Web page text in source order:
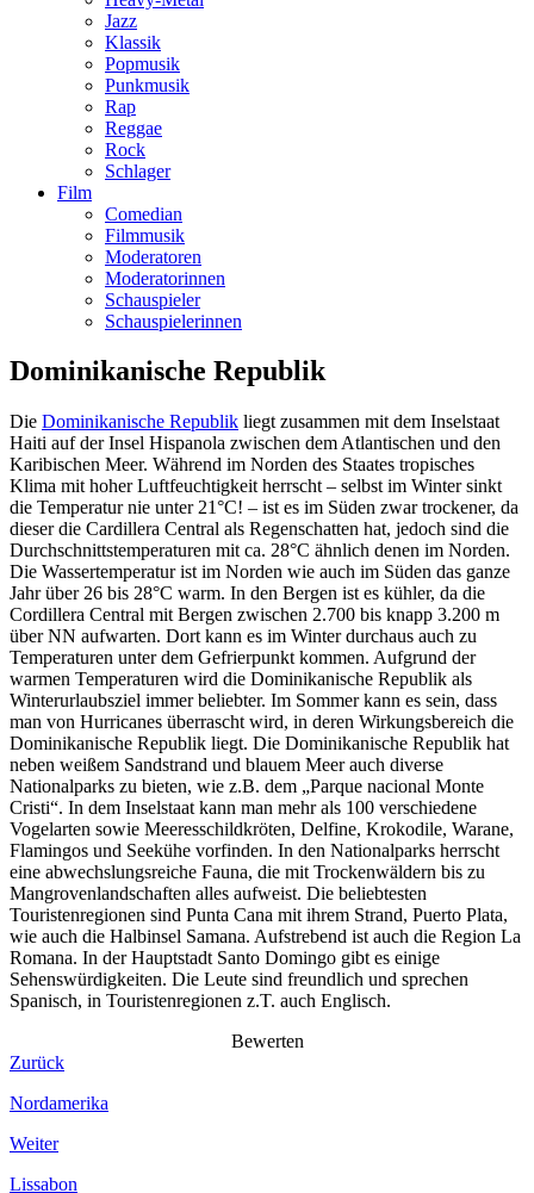
Jazz
Klassik
Popmusik
Punkmusik
Rap
Reggae
Rock
Schlager
Film
Comedian
Filmmusik
Moderatoren
Moderatorinnen
Schauspieler
Schauspielerinnen
Dominikanische Republik
Die Dominikanische Republik liegt zusammen mit dem Inselstaat
Haiti auf der Insel Hispanola zwischen dem Atlantischen und den
Karibischen Meer. Während im Norden des Staates tropisches
Klima mit hoher Luftfeuchtigkeit herrscht – selbst im Winter sinkt
die Temperatur nie unter 21°C! – ist es im Süden zwar trockener, da
dieser die Cardillera Central als Regenschatten hat, jedoch sind die
Durchschnittstemperaturen mit ca. 28°C ähnlich denen im Norden.
Die Wassertemperatur ist im Norden wie auch im Süden das ganze
Jahr über 26 bis 28°C warm. In den Bergen ist es kühler, da die
Cordillera Central mit Bergen zwischen 2.700 bis knapp 3.200 m
über NN aufwarten. Dort kann es im Winter durchaus auch zu
Temperaturen unter dem Gefrierpunkt kommen. Aufgrund der
warmen Temperaturen wird die Dominikanische Republik als
Winterurlaubsziel immer beliebter. Im Sommer kann es sein, dass
man von Hurricanes überrascht wird, in deren Wirkungsbereich die
Dominikanische Republik liegt. Die Dominikanische Republik hat
neben weißem Sandstrand und blauem Meer auch diverse
Nationalparks zu bieten, wie z.B. dem „Parque nacional Monte
Cristi“. In dem Inselstaat kann man mehr als 100 verschiedene
Vogelarten sowie Meeresschildkröten, Delfine, Krokodile, Warane,
Flamingos und Seekühe vorfinden. In den Nationalparks herrscht
eine abwechslungsreiche Fauna, die mit Trockenwäldern bis zu
Mangrovenlandschaften alles aufweist. Die beliebtesten
Touristenregionen sind Punta Cana mit ihrem Strand, Puerto Plata,
wie auch die Halbinsel Samana. Aufstrebend ist auch die Region La
Romana. In der Hauptstadt Santo Domingo gibt es einige
Sehenswürdigkeiten. Die Leute sind freundlich und sprechen
Spanisch, in Touristenregionen z.T. auch Englisch.
Bewerten
Zurück
Nordamerika
Weiter
Lissabon